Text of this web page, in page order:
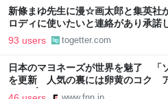
新條まゆ先生に漫☆画太郎と集英社
ロディに使いたいと連絡があり承諾
いものが届いた
93 users togetter.com
日本のマヨネーズが世界を魅了 「
を更新 人気の裏には卵黄のコク
FNNプライムオンライン